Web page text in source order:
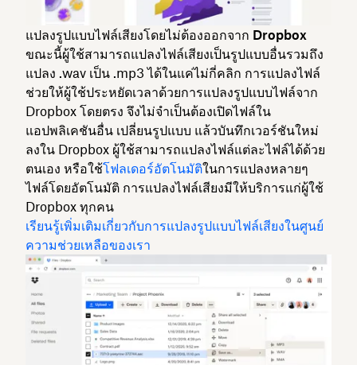
แปลงรูปแบบไฟล์เสียงโดยไม่ต้องออกจาก Dropbox
ขณะนี้ผู้ใช้สามารถแปลงไฟล์เสียงเป็นรูปแบบอื่นรวมถึง
แปลง .wav เป็น .mp3 ได้ในแค่ไม่กี่คลิก การแปลงไฟล์
ช่วยให้ผู้ใช้ประหยัดเวลาด้วยการแปลงรูปแบบไฟล์จาก
Dropbox โดยตรง จึงไม่จำเป็นต้องเปิดไฟล์ใน
แอปพลิเคชันอื่น เปลี่ยนรูปแบบ แล้วบันทึกเวอร์ชันใหม่
ลงใน Dropbox ผู้ใช้สามารถแปลงไฟล์แต่ละไฟล์ได้ด้วย
ตนเอง หรือใช้โฟลเดอร์อัตโนมัติในการแปลงหลายๆ
ไฟล์โดยอัตโนมัติ การแปลงไฟล์เสียงมีให้บริการแก่ผู้ใช้
Dropbox ทุกคน
เรียนรู้เพิ่มเติมเกี่ยวกับการแปลงรูปแบบไฟล์เสียงในศูนย์
ความช่วยเหลือของเรา